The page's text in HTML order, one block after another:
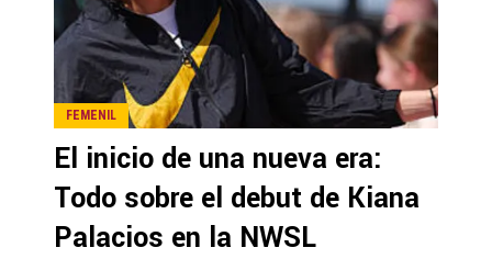
FEMENIL
El inicio de una nueva era:
Todo sobre el debut de Kiana
Palacios en la NWSL